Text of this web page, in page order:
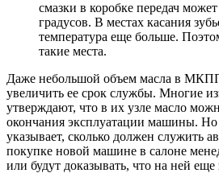
смазки в коробке передач
градусов. В местах касания
температура еще больше.
такие места.
Даже небольшой объем масла в
увеличить ее срок службы. Многие
утверждают, что в их узле масло
окончания эксплуатации машины. Но
указывает, сколько должен служить
покупке новой машине в салоне
или будут доказывать, что на ней еще